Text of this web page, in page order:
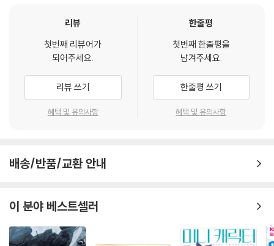
리뷰
첫번째 리뷰어가
되어주세요.
리뷰 쓰기
혜택 및 유의사항
한줄평
첫번째 한줄평을
남겨주세요.
한줄평 쓰기
혜택 및 유의사항
배송/반품/교환 안내
이 분야 베스트셀러